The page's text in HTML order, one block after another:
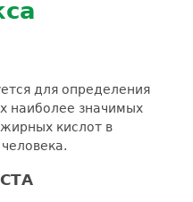
для определения
наиболее значимых
кислот в